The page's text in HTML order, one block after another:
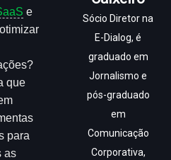
e
que
para
as
Sócio Diretor na
E-Dialog, é
graduado em
Jornalismo e
pós-graduado
em
Comunicação
Corporativa,